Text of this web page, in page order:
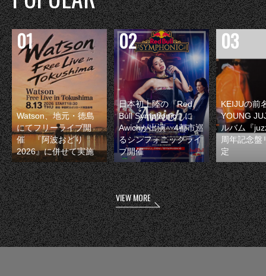
Watson、地元・徳島
にてフリーライブ開
催 『阿波おどり
2026』に併せて実施
日本初上陸の『Red
Bull Symphonic』に
Awichが出演 4都市巡
るシンフォニックライ
ブ開催
KEIJUの前
YOUNG
ルバム『
周年記念盤
定
VIEW MORE